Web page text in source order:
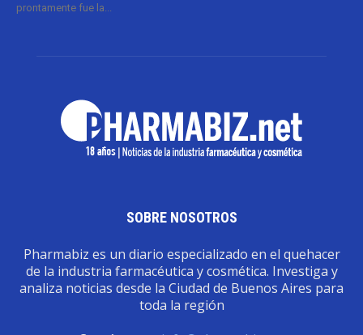
prontamente fue la...
SOBRE NOSOTROS
Pharmabiz es un diario especializado en el quehacer
de la industria farmacéutica y cosmética. Investiga y
analiza noticias desde la Ciudad de Buenos Aires para
toda la región